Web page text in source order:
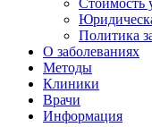
Стоимость
Политика
О заболеваниях
Методы
Клиники
Врачи
Информация